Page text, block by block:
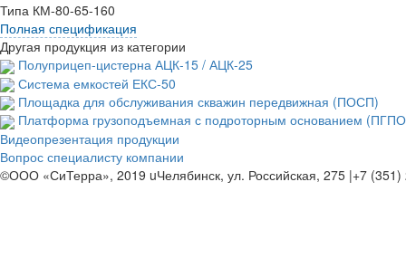
Типа КМ-80-65-160
Полная спецификация
Другая продукция из категории
Полуприцеп-цистерна АЦК-15 / АЦК-25
Система емкостей ЕКС-50
Площадка для обслуживания скважин передвижная (ПОСП)
Платформа грузоподъемная с подроторным основанием
Видеопрезентация продукции
Вопрос специалисту компании
©ООО «СиТерра», 2019 uЧелябинск, ул. Российская, 275 |+7